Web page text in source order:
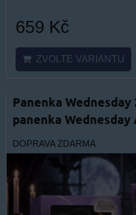
659 Kč
ZVOLTE VARIANTU
Panenka Wednesday
panenka Wednesday
DOPRAVA ZDARMA